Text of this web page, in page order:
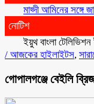
আমিনের সঙ্গে
নোটিশ
বাংলা টেলিভিশন ইউকে
/ আজকের হাইলাইটস,
গোপালগঞ্জে বেইলি